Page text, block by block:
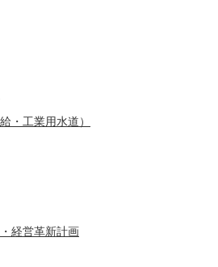
・工業用水道）
経営革新計画